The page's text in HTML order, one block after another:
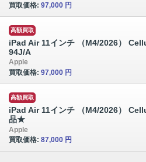
買取価格: 97,000 円
高額買取
iPad Air 11インチ （M4/2026）
94J/A
Apple
買取価格: 97,000 円
高額買取
iPad Air 11インチ （M4/2026）
品★
Apple
買取価格: 87,000 円